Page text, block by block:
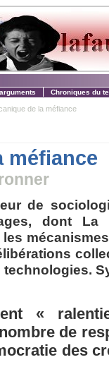
Chroniques du
de la méfiance
méfiance
de
dont La
«
de
des